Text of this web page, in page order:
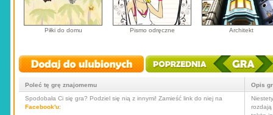
Piłki do domu Pismo odręczne Architekt
Poleć tę grę znajomemu
Spodobała Ci się gra? Podziel się nią z innymi! Zamieść link do niej na
Facebook'u:
Opis
rozdają